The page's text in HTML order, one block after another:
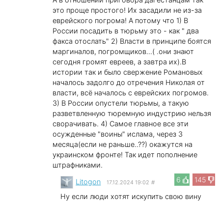
это проще простого! Их засадили не из-за
еврейского погрома! А потому что 1) В
России посадить в тюрьму это - как " два
факса отослать" 2) Власти в принципе боятся
маргиналов, погромщиков...( .они знают
сегодня громят евреев, а завтра их).В
истории так и было свержение Романовых
началось задолго до отречения Николая от
власти, всё началось с еврейских погромов.
3) В России опустели тюрьмы, а такую
разветвленную тюремную индустрию нельзя
сворачивать. 4) Самое главное все эти
осужденные "воины" ислама, через 3
месяца(если не раньше..??) окажутся на
украинском фронте! Так идет пополнение
штрафниками.
6
145
Litogon 17.12.2024 19:02 #
Ну если люди хотят искупить свою вину